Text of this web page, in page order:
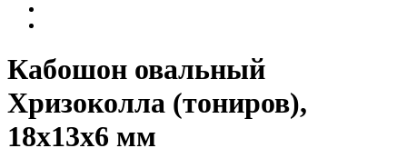
Кабошон овальный
Хризоколла (тониров),
18х13х6 мм